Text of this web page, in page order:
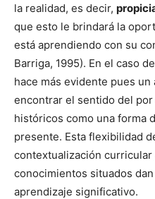
la realidad, es decir,
que esto le brindará la
está aprendiendo con su
Barriga, 1995). En el caso
hace más evidente pues
encontrar el sentido del
históricos como una forma
presente. Esta flexibilidad
contextualización
conocimientos situados
aprendizaje significativo.